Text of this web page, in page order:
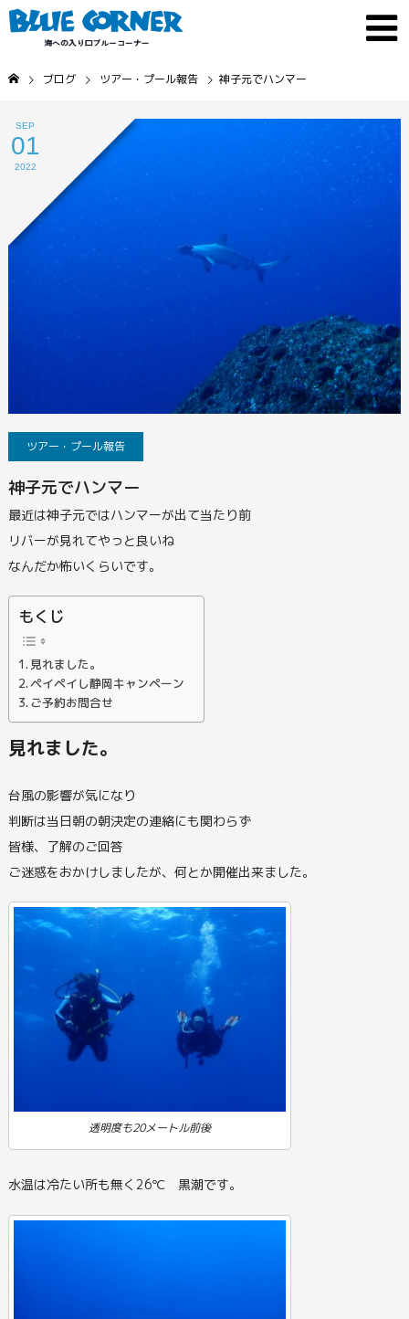
ブログ ツアー・プール報告 神子元でハンマー
SEP
01
2022
ツアー・プール報告
神子元でハンマー
最近は神子元ではハンマーが出て当たり前
リバーが見れてやっと良いね
なんだか怖いくらいです。
もくじ
見れました。
ペイペイし静岡キャンペーン
ご予約お問合せ
見れました。
台風の影響が気になり
判断は当日朝の朝決定の連絡にも関わらず
皆様、了解のご回答
ご迷惑をおかけしましたが、何とか開催出来ました。
透明度も20メートル前後
水温は冷たい所も無く26℃ 黒潮です。